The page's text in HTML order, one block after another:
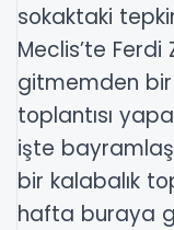
sokaktaki
Meclis’te Ferdi
gitmemden bir
toplantısı
işte
bir kalabalık
hafta buraya